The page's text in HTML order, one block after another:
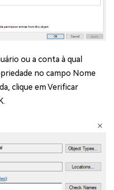
ou a conta à qual
no campo Nome
clique em Verificar